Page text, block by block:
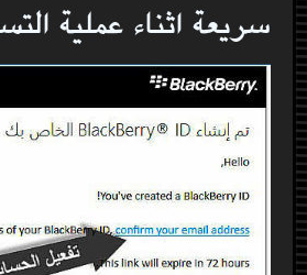
سريعة اثناء عملية